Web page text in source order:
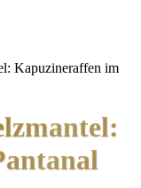
Kapuzineraffen im